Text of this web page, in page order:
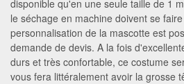
disponible qu'en une seule taille de 1
le séchage en machine doivent se
personnalisation de la mascotte est
demande de devis. A la fois
durs et très confortable, ce costume
vous fera littéralement avoir la grosse